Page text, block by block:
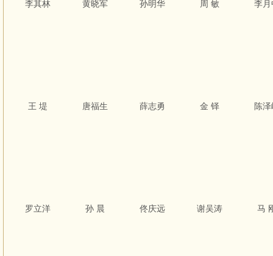
李其林 黄晓军 孙明华 周 敏 李月
王 堤 唐福生 薛志勇 金 铎 陈泽
罗立洋 孙 晨 佟庆远 谢吴涛 马